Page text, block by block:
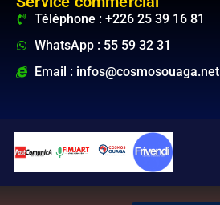
Téléphone : +226 25 39 16 81
WhatsApp : 55 59 32 31
Email : infos@cosmosouaga.net